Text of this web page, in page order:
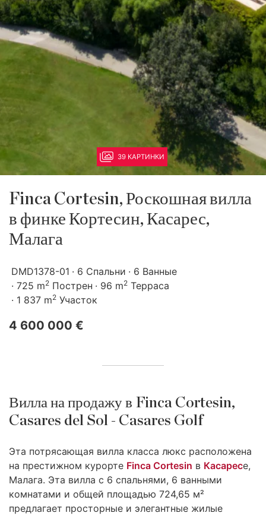
39 КАРТИНКИ
Finca Cortesin, Роскошная вилла
в финке Кортесин, Касарес,
Малага
DMD1378-01 6 Спальни
6 Ванные
725 m2 Пострен 96 m2 Терраса
1 837 m2 Участок
4 600 000 €
Вилла на продажу в Finca Cortesin,
Casares del Sol - Casares Golf
Эта потрясающая вилла класса люкс расположена
на престижном курорте Finca Cortesin в Касаресе,
Малага. Эта вилла с 6 спальнями, 6 ванными
комнатами и общей площадью 724,65 м²
предлагает просторные и элегантные жилые